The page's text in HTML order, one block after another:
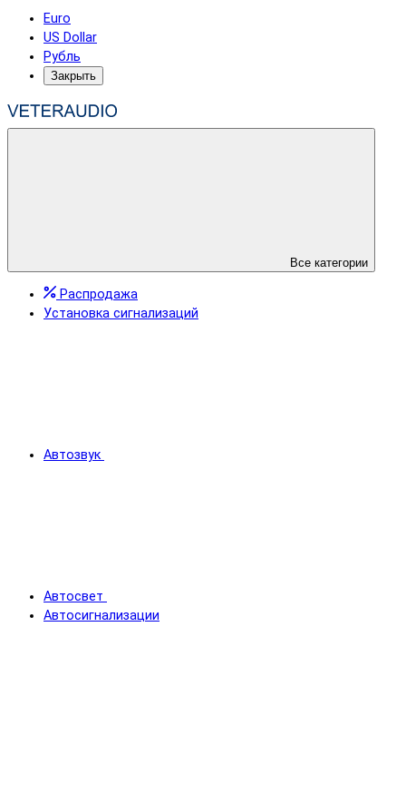
Euro
US Dollar
Рубль
Закрыть
Все категории
Распродажа
Установка сигнализаций
Автозвук
Автосвет
Автосигнализации